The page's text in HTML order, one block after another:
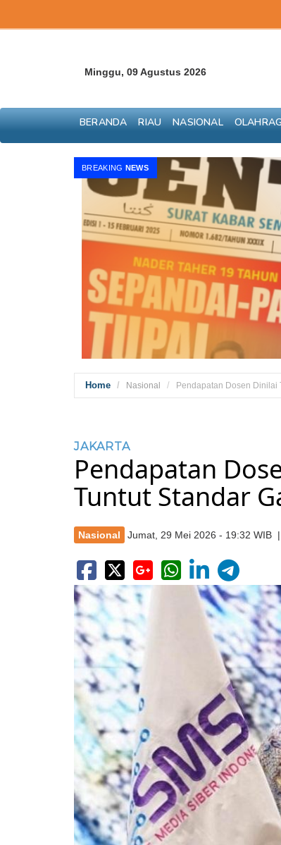
Minggu, 09 Agustus 2026
BERANDA RIAU NASIONAL
BREAKING NEWS
Home Nasional Pendapatan Dosen Dinilai
JAKARTA
Pendapatan
Tuntut Standar
Nasional Jumat, 29 Mei 2026 - 19:32